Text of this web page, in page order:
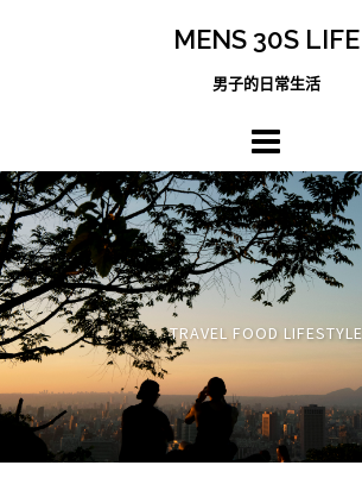
MENS 30S LIFE
男子的日常生活
TRAVEL FOOD LIFESTYLE